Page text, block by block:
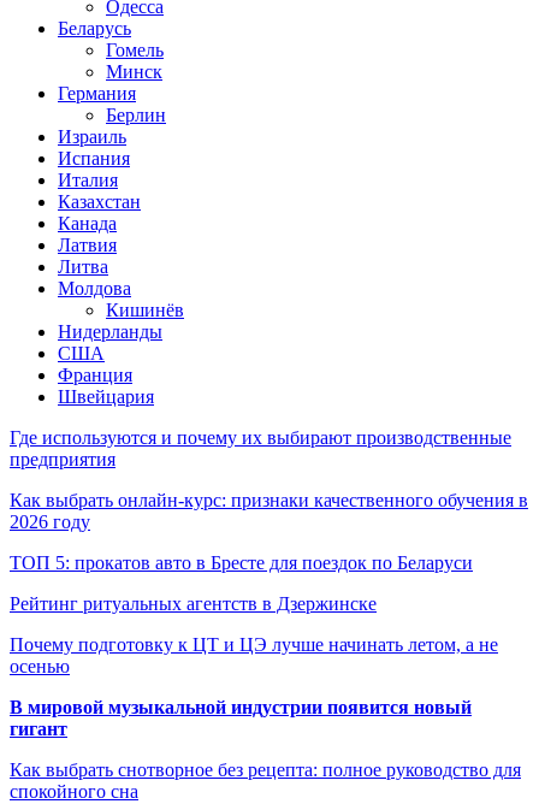
Одесса
Беларусь
Гомель
Минск
Германия
Берлин
Израиль
Испания
Италия
Казахстан
Канада
Латвия
Литва
Молдова
Кишинёв
Нидерланды
США
Франция
Швейцария
Где используются и почему их выбирают производственные
предприятия
Как выбрать онлайн-курс: признаки качественного обучения в
2026 году
ТОП 5: прокатов авто в Бресте для поездок по Беларуси
Рейтинг ритуальных агентств в Дзержинске
Почему подготовку к ЦТ и ЦЭ лучше начинать летом, а не
осенью
В мировой музыкальной индустрии появится новый
гигант
Как выбрать снотворное без рецепта: полное руководство для
спокойного сна